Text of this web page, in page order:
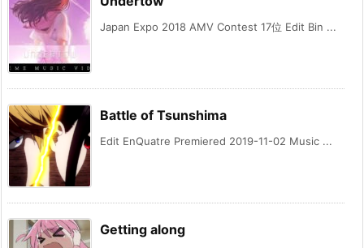
Japan Expo 2018 AMV Contest 17位 Edit Bin ...
Battle of Tsunshima
Edit EnQuatre Premiered 2019-11-02 Music ...
Getting along